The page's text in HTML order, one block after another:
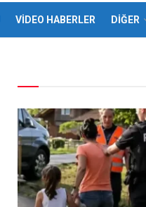
VİDEO HABERLER DİĞER